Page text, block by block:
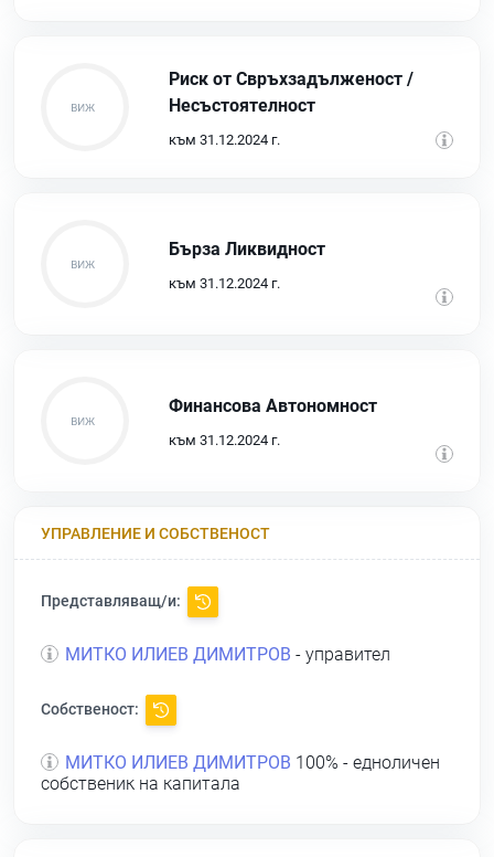
Риск от Свръхзадълженост /
Несъстоятелност
към 31.12.2024 г.
Бърза Ликвидност
към 31.12.2024 г.
Финансова Автономност
към 31.12.2024 г.
УПРАВЛЕНИЕ И СОБСТВЕНОСТ
Представляващ/и:
МИТКО ИЛИЕВ ДИМИТРОВ - управител
Собственост:
МИТКО ИЛИЕВ ДИМИТРОВ 100% - едноличен
собственик на капитала